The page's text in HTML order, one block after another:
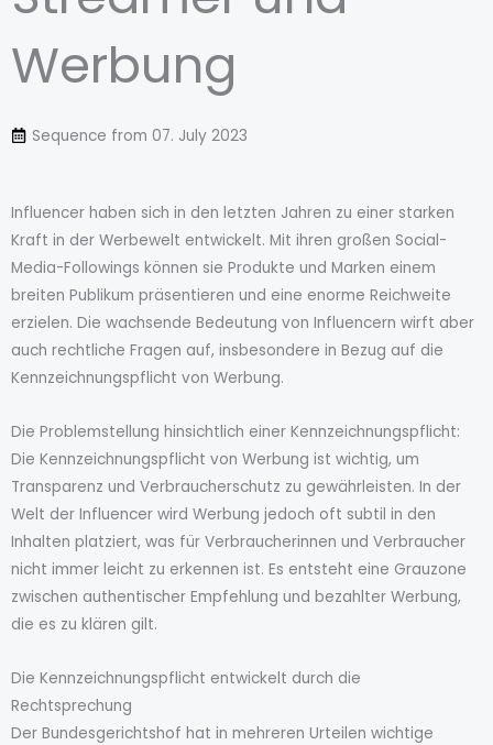
Werbung
Sequence from 07. July 2023
Influencer haben sich in den letzten Jahren zu einer starken
Kraft in der Werbewelt entwickelt. Mit ihren großen Social-
Media-Followings können sie Produkte und Marken einem
breiten Publikum präsentieren und eine enorme Reichweite
erzielen. Die wachsende Bedeutung von Influencern wirft aber
auch rechtliche Fragen auf, insbesondere in Bezug auf die
Kennzeichnungspflicht von Werbung.
Die Problemstellung hinsichtlich einer Kennzeichnungspflicht:
Die Kennzeichnungspflicht von Werbung ist wichtig, um
Transparenz und Verbraucherschutz zu gewährleisten. In der
Welt der Influencer wird Werbung jedoch oft subtil in den
Inhalten platziert, was für Verbraucherinnen und Verbraucher
nicht immer leicht zu erkennen ist. Es entsteht eine Grauzone
zwischen authentischer Empfehlung und bezahlter Werbung,
die es zu klären gilt.
Die Kennzeichnungspflicht entwickelt durch die
Rechtsprechung
Der Bundesgerichtshof hat in mehreren Urteilen wichtige